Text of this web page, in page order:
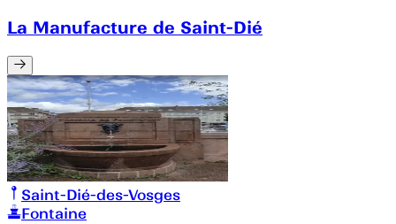
La Manufacture de Saint-Dié
Saint-Dié-des-Vosges
Fontaine